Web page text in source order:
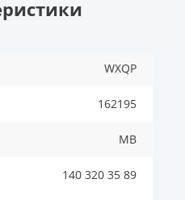
WXQP
162195
MB
140 320 35 89